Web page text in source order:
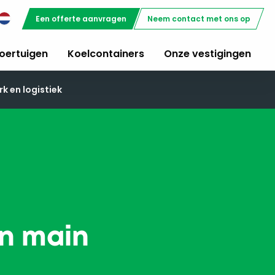
Een offerte aanvragen Neem contact met ons op
Koelcontainers Onze vestigingen
en logistiek
main